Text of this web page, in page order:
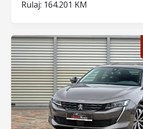
Rulaj: 164.201 KM